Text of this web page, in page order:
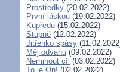
Prostředky (20.02.2022)
První láskou (19.02.2022)
Kupředu (15.02.2022)
Stupně (12.02.2022)
Jitřenko spásy
Měj odvahu (09.02.2022)
Neminout cíl (03.02.2022)
To je On! (02.02.2022)